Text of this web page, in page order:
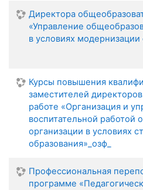
Директора
«Управление
в условиях модернизации
Курсы повышения
заместителей
работе «Организация и
воспитательной работой
организации в условиях
образования»_озф_
Профессиональная
программе